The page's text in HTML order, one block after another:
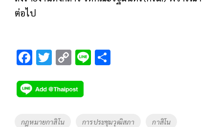
ต่อไป
F
e
b
o
T
tt
er
C
p
y
Li
Li
Tags
กฎหมายกาสิโน การประชุมวุฒิสภา กาสิโน